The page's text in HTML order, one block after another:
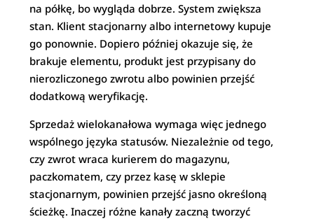
na półkę, bo wygląda dobrze. System zwiększa
stan. Klient stacjonarny albo internetowy kupuje
go ponownie. Dopiero później okazuje się, że
brakuje elementu, produkt jest przypisany do
nierozliczonego zwrotu albo powinien przejść
dodatkową weryfikację.
Sprzedaż wielokanałowa wymaga więc jednego
wspólnego języka statusów. Niezależnie od tego,
czy zwrot wraca kurierem do magazynu,
paczkomatem, czy przez kasę w sklepie
stacjonarnym, powinien przejść jasno określoną
ścieżkę. Inaczej różne kanały zaczną tworzyć